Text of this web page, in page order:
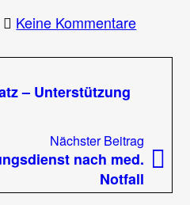
Keine Kommentarezu
verhüllt
– Unterstützung
Nächster Beitrag
nach med.
Notfall